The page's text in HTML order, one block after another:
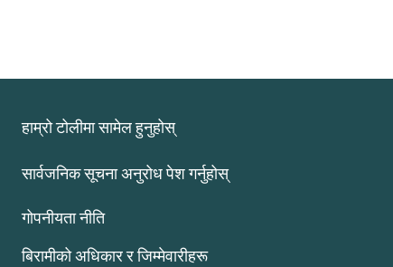
हाम्रो टोलीमा सामेल हुनुहोस्
सार्वजनिक सूचना अनुरोध पेश गर्नुहोस्
गोपनीयता नीति
बिरामीको अधिकार र जिम्मेवारीहरू